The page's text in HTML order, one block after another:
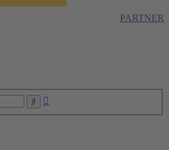
PARTNER
Suche